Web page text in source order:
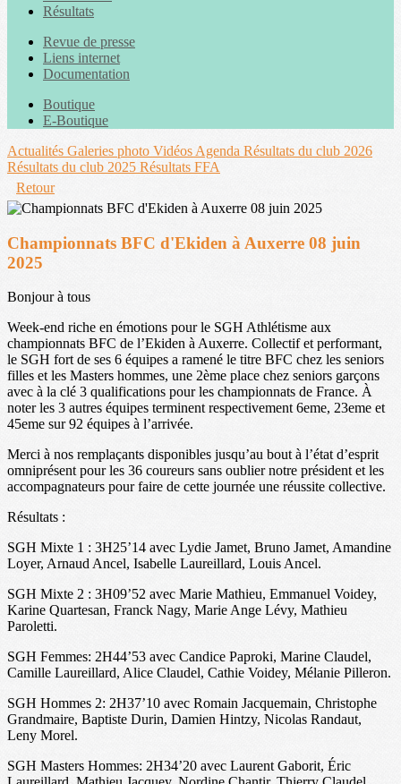
Résultats
Revue de presse
Liens internet
Documentation
Boutique
E-Boutique
Actualités Galeries photo Vidéos Agenda Résultats du club 2026
Résultats du club 2025 Résultats FFA
Retour
Championnats BFC d'Ekiden à Auxerre 08 juin
2025
Bonjour à tous
Week-end riche en émotions pour le SGH Athlétisme aux
championnats BFC de l’Ekiden à Auxerre. Collectif et performant,
le SGH fort de ses 6 équipes a ramené le titre BFC chez les seniors
filles et les Masters hommes, une 2ème place chez seniors garçons
avec à la clé 3 qualifications pour les championnats de France. À
noter les 3 autres équipes terminent respectivement 6eme, 23eme et
45eme sur 92 équipes à l’arrivée.
Merci à nos remplaçants disponibles jusqu’au bout à l’état d’esprit
omniprésent pour les 36 coureurs sans oublier notre président et les
accompagnateurs pour faire de cette journée une réussite collective.
Résultats :
SGH Mixte 1 : 3H25’14 avec Lydie Jamet, Bruno Jamet, Amandine
Loyer, Arnaud Ancel, Isabelle Laureillard, Louis Ancel.
SGH Mixte 2 : 3H09’52 avec Marie Mathieu, Emmanuel Voidey,
Karine Quartesan, Franck Nagy, Marie Ange Lévy, Mathieu
Paroletti.
SGH Femmes: 2H44’53 avec Candice Paproki, Marine Claudel,
Camille Laureillard, Alice Claudel, Cathie Voidey, Mélanie Pilleron.
SGH Hommes 2: 2H37’10 avec Romain Jacquemain, Christophe
Grandmaire, Baptiste Durin, Damien Hintzy, Nicolas Randaut,
Leny Morel.
SGH Masters Hommes: 2H34’20 avec Laurent Gaborit, Éric